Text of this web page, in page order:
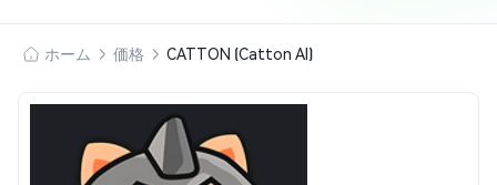
ホーム 価格 CATTON (Catton AI)